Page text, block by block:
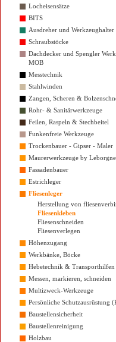
Locheisensätze
BITS
Ausdreher und Werkzeughalter
Schraubstöcke
Dachdecker und Spengler
MOB
Messtechnik
Stahlwinden
Zangen, Scheren &
Rohr- & Sanitärwerkzeuge
Feilen, Raspeln & Stechbeitel
Funkenfreie Werkzeuge
Trockenbauer - Gipser - Maler
Maurerwerkzeuge by Leborgne
Fassadenbauer
Estrichleger
Fliesenleger
Herstellung von
Fliesenkleben
Fliesenschneiden
Fliesenverlegen
Höhenzugang
Werkbänke, Böcke
Hebetechnik & Transporthilfen
Messen, markieren, schneiden
Multizweck-Werkzeuge
Persönliche Schutzausrüstung
Baustellensicherheit
Baustellenreinigung
Holzbau